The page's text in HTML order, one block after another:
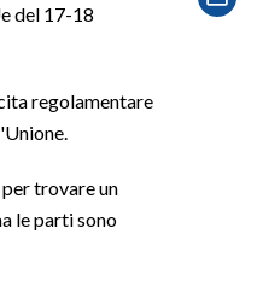
del 17-18
regolamentare
trovare un
le parti sono